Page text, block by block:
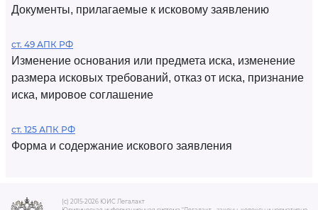
Документы, прилагаемые к исковому заявлению
ст. 49 АПК РФ
Изменение основания или предмета иска, изменение
размера исковых требований, отказ от иска, признание
иска, мировое соглашение
ст. 125 АПК РФ
Форма и содержание искового заявления
(c) 2015-2026 ЮИС Легалакт